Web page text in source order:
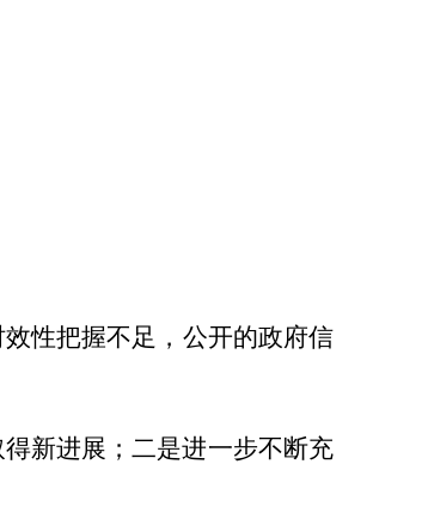
效性把握不足，公开的政府信
新进展；二是进一步不断充